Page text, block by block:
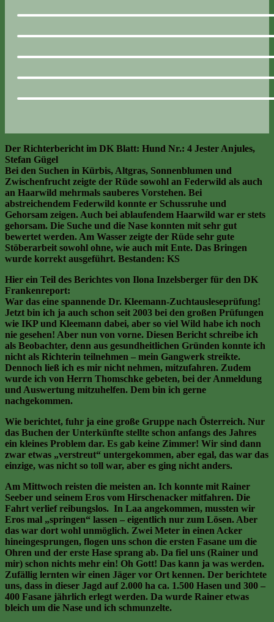
Der Richterbericht im DK Blatt: Hund Nr.: 4 Jester Anjules,
Stefan Gügel
Bei den Suchen in Kürbis, Altgras, Sonnenblumen und
Zwischenfrucht zeigte der Rüde sowohl an Federwild als auch
an Haarwild mehrmals sauberes Vorstehen. Bei
abstreichendem Federwild konnte er Schussruhe und
Gehorsam zeigen. Auch bei ablaufendem Haarwild war er stets
gehorsam. Die Suche und die Nase konnten mit sehr gut
bewertet werden. Am Wasser zeigte der Rüde sehr gute
Stöberarbeit sowohl ohne, wie auch mit Ente. Das Bringen
wurde korrekt ausgeführt. Bestanden: KS
Hier ein Teil des Berichtes von Ilona Inzelsberger für den DK
Frankenreport:
War das eine spannende Dr. Kleemann-Zuchtausleseprüfung!
Jetzt bin ich ja auch schon seit 2003 bei den großen Prüfungen
wie IKP und Kleemann dabei, aber so viel Wild habe ich noch
nie gesehen! Aber nun von vorne. Diesen Bericht schreibe ich
als Beobachter, denn aus gesundheitlichen Gründen konnte ich
nicht als Richterin teilnehmen – mein Gangwerk streikte.
Dennoch ließ ich es mir nicht nehmen, mitzufahren. Zudem
wurde ich von Herrn Thomschke gebeten, bei der Anmeldung
und Auswertung mitzuhelfen. Dem bin ich gerne
nachgekommen.
Wie berichtet, fuhr ja eine große Gruppe nach Österreich. Nur
das Buchen der Unterkünfte stellte schon anfangs des Jahres
ein kleines Problem dar. Es gab keine Zimmer! Wir sind dann
zwar etwas „verstreut“ untergekommen, aber egal, das war das
einzige, was nicht so toll war, aber es ging nicht anders.
Am Mittwoch reisten die meisten an. Ich konnte mit Rainer
Seeber und seinem Eros vom Hirschenacker mitfahren. Die
Fahrt verlief reibungslos. In Laa angekommen, mussten wir
Eros mal „springen“ lassen – eigentlich nur zum Lösen. Aber
das war dort wohl unmöglich. Zwei Meter in einen Acker
hineingesprungen, flogen uns schon die ersten Fasane um die
Ohren und der erste Hase sprang ab. Da fiel uns (Rainer und
mir) schon nichts mehr ein! Oh Gott! Das kann ja was werden.
Zufällig lernten wir einen Jäger vor Ort kennen. Der berichtete
uns, dass in dieser Jagd auf 2.000 ha ca. 1.500 Hasen und 300 –
400 Fasane jährlich erlegt werden. Da wurde Rainer etwas
bleich um die Nase und ich schmunzelte.